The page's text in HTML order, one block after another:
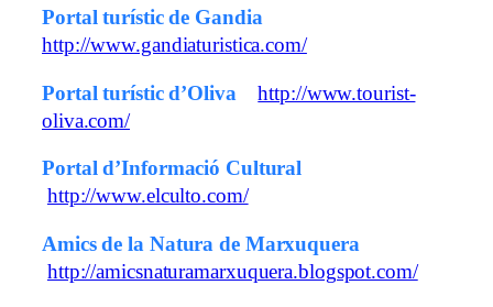
Portal turístic de Gandia
http://www.gandiaturistica.com/
Portal turístic d’Oliva
http://www.tourist-
oliva.com/
Portal d’Informació Cultural
http://www.elculto.com/
Amics de la Natura de Marxuquera
http://amicsnaturamarxuquera.blogspot.com/